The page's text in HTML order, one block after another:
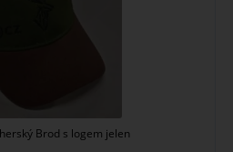
Brod s logem jelen